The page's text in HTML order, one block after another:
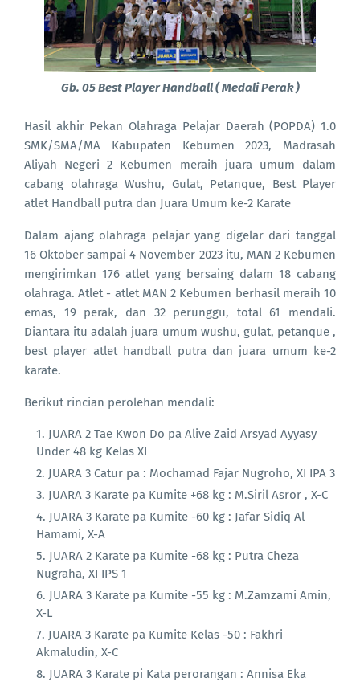
Gb. 05 Best Player Handball ( Medali Perak )
Hasil akhir Pekan Olahraga Pelajar Daerah (POPDA) 1.0
SMK/SMA/MA Kabupaten Kebumen 2023, Madrasah
Aliyah Negeri 2 Kebumen meraih juara umum dalam
cabang olahraga Wushu, Gulat, Petanque, Best Player
atlet Handball putra dan Juara Umum ke-2 Karate
Dalam ajang olahraga pelajar yang digelar dari tanggal
16 Oktober sampai 4 November 2023 itu, MAN 2 Kebumen
mengirimkan 176 atlet yang bersaing dalam 18 cabang
olahraga. Atlet - atlet MAN 2 Kebumen berhasil meraih 10
emas, 19 perak, dan 32 perunggu, total 61 mendali.
Diantara itu adalah juara umum wushu, gulat, petanque ,
best player atlet handball putra dan juara umum ke-2
karate.
Berikut rincian perolehan mendali:
JUARA 2 Tae Kwon Do pa Alive Zaid Arsyad Ayyasy
Under 48 kg Kelas XI
JUARA 3 Catur pa : Mochamad Fajar Nugroho, XI IPA 3
JUARA 3 Karate pa Kumite +68 kg : M.Siril Asror , X-C
JUARA 3 Karate pa Kumite -60 kg : Jafar Sidiq Al
Hamami, X-A
JUARA 2 Karate pa Kumite -68 kg : Putra Cheza
Nugraha, XI IPS 1
JUARA 3 Karate pa Kumite -55 kg : M.Zamzami Amin,
X-L
JUARA 3 Karate pa Kumite Kelas -50 : Fakhri
Akmaludin, X-C
JUARA 3 Karate pi Kata perorangan : Annisa Eka